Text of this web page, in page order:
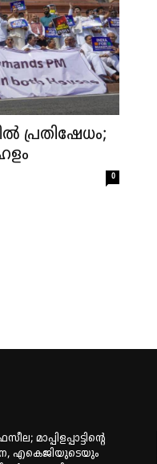
പ്രതിഷേധം;
0
മാപ്പിളപ്പാട്ടിന്റെ
എകെജിയുടെയും